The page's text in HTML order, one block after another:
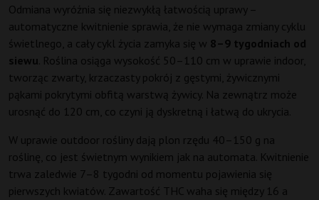
Odmiana wyróżnia się niezwykłą łatwością uprawy –
automatyczne kwitnienie sprawia, że nie wymaga zmiany cyklu
świetlnego, a cały cykl życia zamyka się w 8–9 tygodniach od
siewu . Roślina osiąga wysokość 50–110 cm w uprawie indoor,
tworząc zwarty, krzaczasty pokrój z gęstymi, żywicznymi
pąkami pokrytymi obfitą warstwą żywicy. Na zewnątrz może
urosnąć do 120 cm, co czyni ją dyskretną i łatwą do ukrycia.
W uprawie outdoor rośliny dają plon rzędu 40–150 g na
roślinę, co jest świetnym wynikiem jak na automata. Kwitnienie
trwa zaledwie 7–8 tygodni od momentu pojawienia się
pierwszych kwiatów. Zawartość THC waha się między 16 a